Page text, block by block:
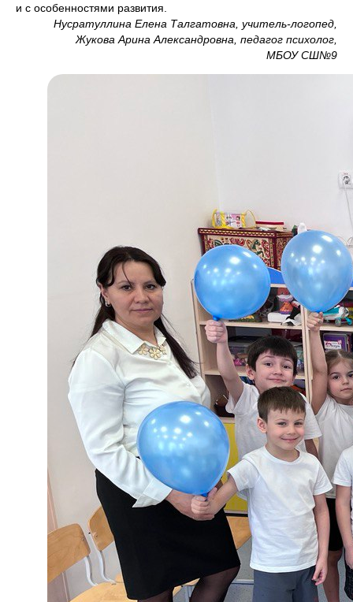
и с особенностями развития.
Нусратуллина Елена Талгатовна, учитель-логопед,
Жукова Арина Александровна, педагог психолог,
МБОУ СШ№9